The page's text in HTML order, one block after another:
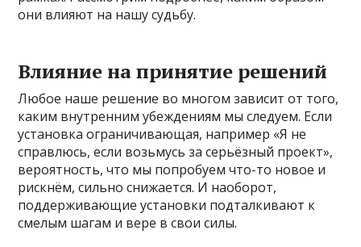
они влияют на нашу судьбу.
Влияние на принятие решений
Любое наше решение во многом зависит от того,
каким внутренним убеждениям мы следуем. Если
установка ограничивающая, например «Я не
справлюсь, если возьмусь за серьёзный проект»,
вероятность, что мы попробуем что-то новое и
рискнём, сильно снижается. И наоборот,
поддерживающие установки подталкивают к
смелым шагам и вере в свои силы.